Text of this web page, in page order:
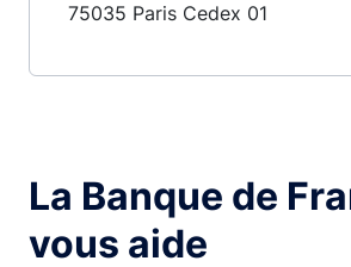
75035 Paris Cedex 01
La Banque de
vous aide